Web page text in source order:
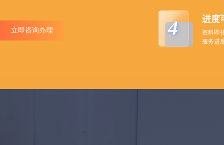
立即咨询办理 4 进度
资料即
服务进